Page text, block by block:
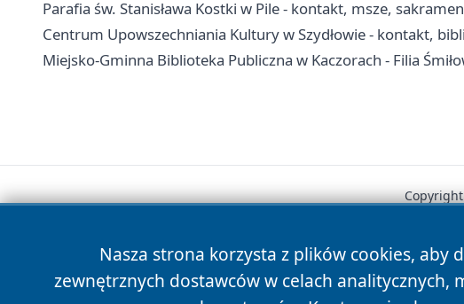
Parafia św. Stanisława Kostki w Pile - kontakt, msze,
Centrum Upowszechniania Kultury w Szydłowie - kontakt,
Miejsko-Gminna Biblioteka Publiczna w Kaczorach - Filia
Nasza strona korzysta z plików cookies, aby
zewnętrznych dostawców w celach
News